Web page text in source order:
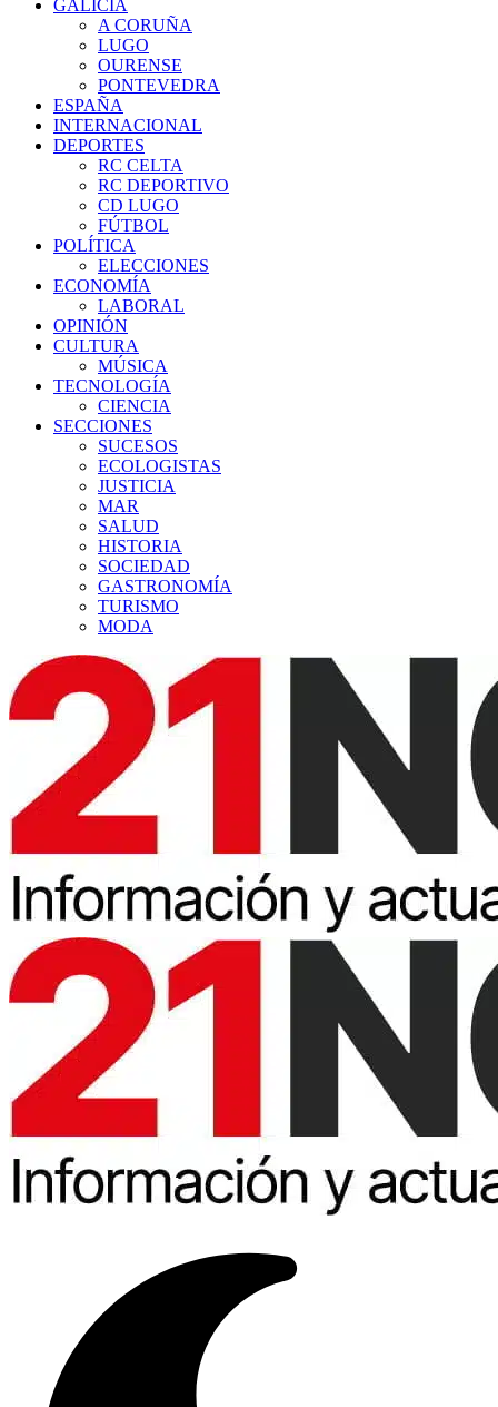
GALICIA
A CORUÑA
LUGO
OURENSE
PONTEVEDRA
ESPAÑA
INTERNACIONAL
DEPORTES
RC CELTA
RC DEPORTIVO
CD LUGO
FÚTBOL
POLÍTICA
ELECCIONES
ECONOMÍA
LABORAL
OPINIÓN
CULTURA
MÚSICA
TECNOLOGÍA
CIENCIA
SECCIONES
SUCESOS
ECOLOGISTAS
JUSTICIA
MAR
SALUD
HISTORIA
SOCIEDAD
GASTRONOMÍA
TURISMO
MODA